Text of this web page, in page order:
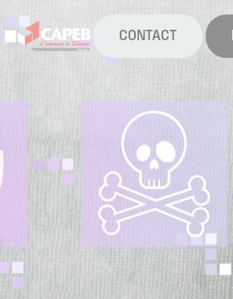
CONTACT
La CAPEB
Nos services
Agenda
Actualités
Boîte à outils